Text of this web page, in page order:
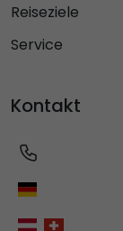
Reiseziele
Service
Kontakt